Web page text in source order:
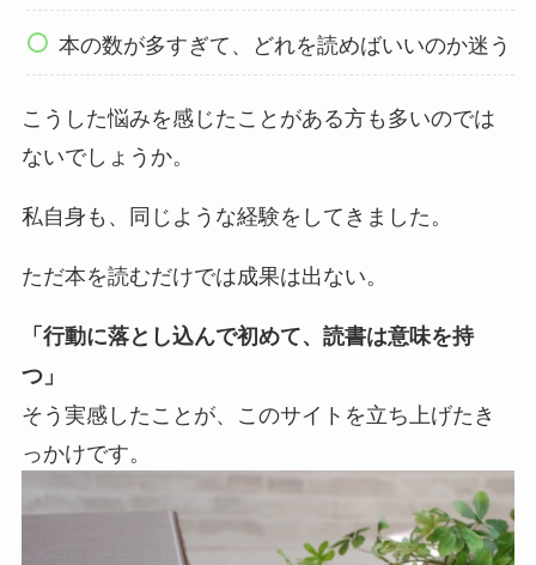
本の数が多すぎて、どれを読めばいいのか迷う
こうした悩みを感じたことがある方も多いのでは
ないでしょうか。
私自身も、同じような経験をしてきました。
ただ本を読むだけでは成果は出ない。
「行動に落とし込んで初めて、読書は意味を持
つ」
そう実感したことが、このサイトを立ち上げたき
っかけです。